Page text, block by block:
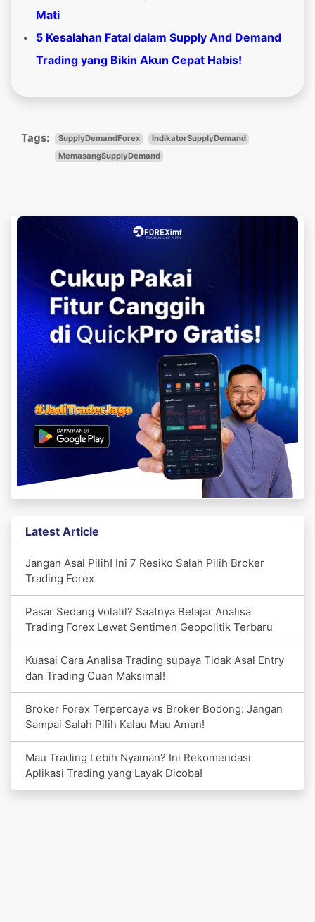
Mati
5 Kesalahan Fatal dalam Supply And Demand
Trading yang Bikin Akun Cepat Habis!
Tags: SupplyDemandForex
IndikatorSupplyDemand
MemasangSupplyDemand
Latest Article
Jangan Asal Pilih! Ini 7 Resiko Salah Pilih Broker
Trading Forex
Pasar Sedang Volatil? Saatnya Belajar Analisa
Trading Forex Lewat Sentimen Geopolitik Terbaru
Kuasai Cara Analisa Trading supaya Tidak Asal Entry
dan Trading Cuan Maksimal!
Broker Forex Terpercaya vs Broker Bodong: Jangan
Sampai Salah Pilih Kalau Mau Aman!
Mau Trading Lebih Nyaman? Ini Rekomendasi
Aplikasi Trading yang Layak Dicoba!